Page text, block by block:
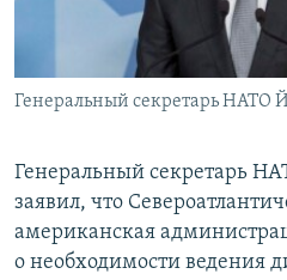
Генеральный секретарь НАТО
Генеральный секретарь
заявил, что
американская
о необходимости ведения